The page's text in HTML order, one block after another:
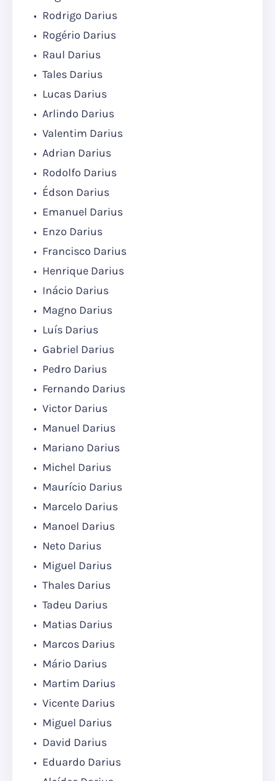
Rodrigo Darius
Rogério Darius
Raul Darius
Tales Darius
Lucas Darius
Arlindo Darius
Valentim Darius
Adrian Darius
Rodolfo Darius
Édson Darius
Emanuel Darius
Enzo Darius
Francisco Darius
Henrique Darius
Inácio Darius
Magno Darius
Luís Darius
Gabriel Darius
Pedro Darius
Fernando Darius
Victor Darius
Manuel Darius
Mariano Darius
Michel Darius
Maurício Darius
Marcelo Darius
Manoel Darius
Neto Darius
Miguel Darius
Thales Darius
Tadeu Darius
Matias Darius
Marcos Darius
Mário Darius
Martim Darius
Vicente Darius
Miguel Darius
David Darius
Eduardo Darius